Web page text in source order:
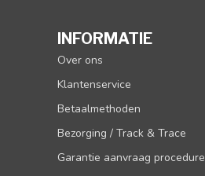
INFORMATIE
Over ons
Klantenservice
Betaalmethoden
Bezorging / Track & Trace
Garantie aanvraag procedure